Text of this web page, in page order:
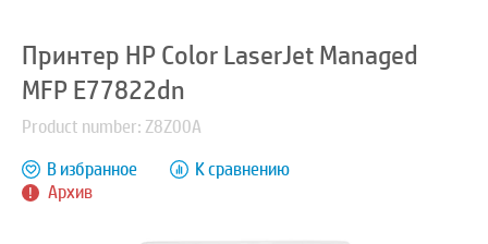
Принтер HP Color LaserJet Managed
MFP E77822dn
Product number: Z8Z00A
Архив
В избранное К сравнению